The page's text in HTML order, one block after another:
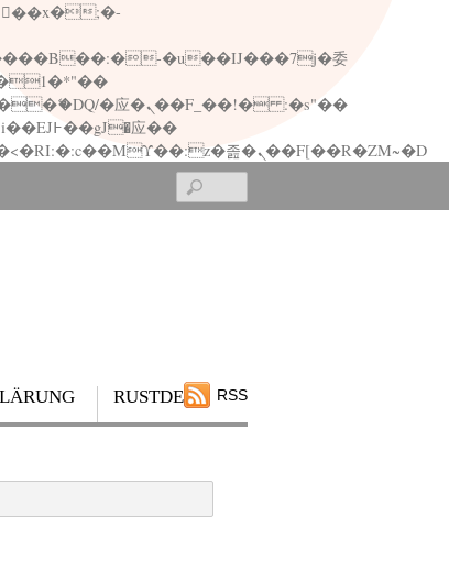
矁[��x�ZM~�n"��IB؃��!'����Тѕ��+��(m��IK�ʭ�/|��ϐܢ��F[��x�ZMz�G�� %嬩�/c��������[[��<�RI:�:c��MΎ��:z�졾�ܢ��F[��R�ZM~�D
RSS
RUSTDESK